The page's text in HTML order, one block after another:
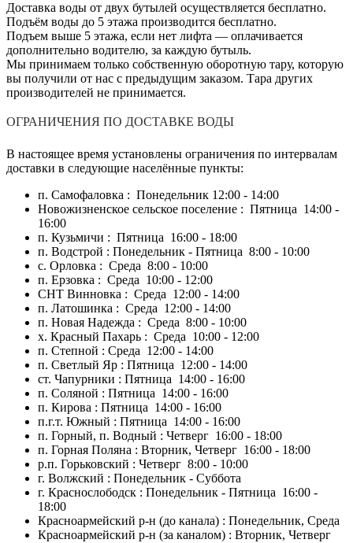
Доставка воды от двух бутылей осуществляется бесплатно.
Подъём воды до 5 этажа производится бесплатно.
Подъем выше 5 этажа, если нет лифта — оплачивается
дополнительно водителю, за каждую бутыль.
Мы принимаем только собственную оборотную тару, которую
вы получили от нас с предыдущим заказом. Тара других
производителей не принимается.
ОГРАНИЧЕНИЯ ПО ДОСТАВКЕ ВОДЫ
В настоящее время установлены ограничения по интервалам
доставки в следующие населённые пункты:
п. Самофаловка : Понедельник 12:00 - 14:00
Новожизненское сельское поселение : Пятница 14:00 -
16:00
п. Кузьмичи : Пятница 16:00 - 18:00
п. Водстрой : Понедельник - Пятница 8:00 - 10:00
с. Орловка : Среда 8:00 - 10:00
п. Ерзовка : Среда 10:00 - 12:00
СНТ Винновка : Среда 12:00 - 14:00
п. Латошинка : Среда 12:00 - 14:00
п. Новая Надежда : Среда 8:00 - 10:00
х. Красный Пахарь : Среда 10:00 - 12:00
п. Степной : Среда 12:00 - 14:00
п. Светлый Яр : Пятница 12:00 - 14:00
ст. Чапурники : Пятница 14:00 - 16:00
п. Соляной : Пятница 14:00 - 16:00
п. Кирова : Пятница 14:00 - 16:00
п.г.т. Южный : Пятница 14:00 - 16:00
п. Горный, п. Водный : Четверг 16:00 - 18:00
п. Горная Поляна : Вторник, Четверг 16:00 - 18:00
р.п. Горьковский : Четверг 8:00 - 10:00
г. Волжский : Понедельник - Суббота
г. Краснослободск : Понедельник - Пятница 16:00 -
18:00
Красноармейский р-н (до канала) : Понедельник, Среда
Красноармейский р-н (за каналом) : Вторник, Четверг